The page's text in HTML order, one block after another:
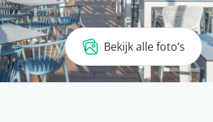
Bekijk alle foto’s